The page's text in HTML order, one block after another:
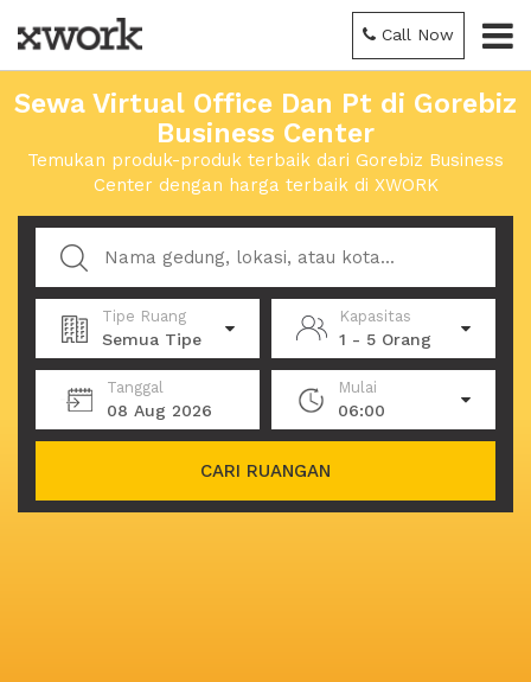
Call Now
Sewa Virtual Office Dan Pt di Gorebiz
Business Center
Temukan produk-produk terbaik dari Gorebiz Business
Center dengan harga terbaik di XWORK
Tipe Ruang
Semua Tipe
Kapasitas
1 - 5 Orang
Tanggal
08 Aug 2026
Mulai
06:00
CARI RUANGAN